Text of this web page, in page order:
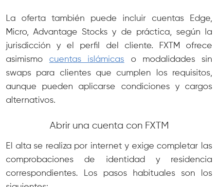
La oferta también puede incluir cuentas Edge,
Micro, Advantage Stocks y de práctica, según la
jurisdicción y el perfil del cliente. FXTM ofrece
asimismocuentas islámicas o modalidades sin
swaps para clientes que cumplen los requisitos,
aunque pueden aplicarse condiciones y cargos
alternativos.
Abrir una cuenta con FXTM
El alta se realiza por internet y exige completar las
comprobaciones de identidad y residencia
correspondientes. Los pasos habituales son los